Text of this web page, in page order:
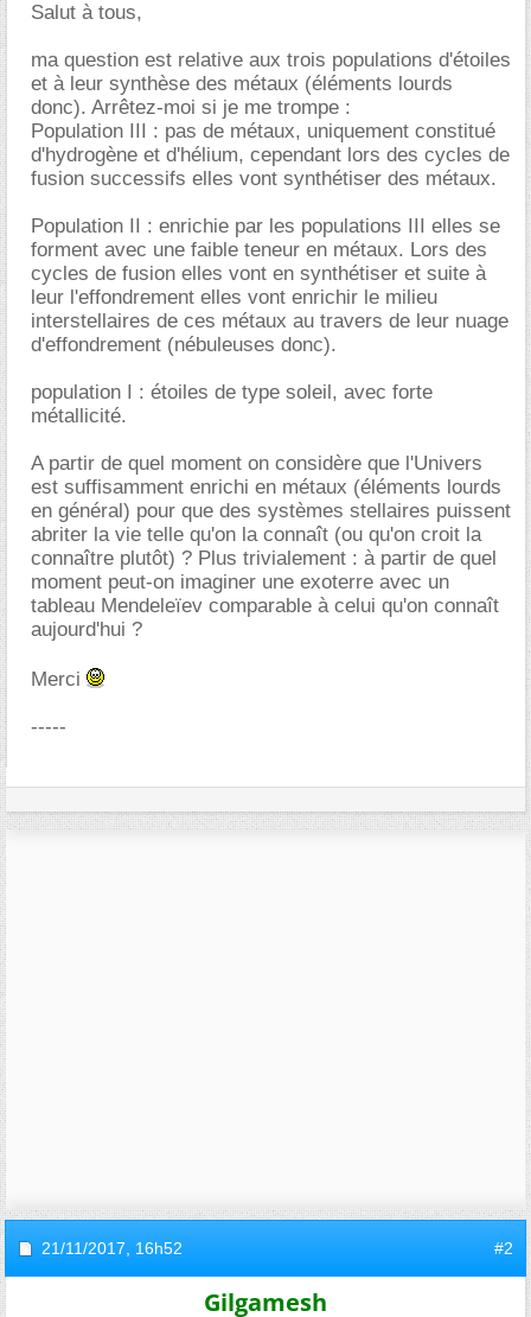
Salut à tous,
ma question est relative aux trois populations d'étoiles
et à leur synthèse des métaux (éléments lourds
donc). Arrêtez-moi si je me trompe :
Population III : pas de métaux, uniquement constitué
d'hydrogène et d'hélium, cependant lors des cycles de
fusion successifs elles vont synthétiser des métaux.
Population II : enrichie par les populations III elles se
forment avec une faible teneur en métaux. Lors des
cycles de fusion elles vont en synthétiser et suite à
leur l'effondrement elles vont enrichir le milieu
interstellaires de ces métaux au travers de leur nuage
d'effondrement (nébuleuses donc).
population I : étoiles de type soleil, avec forte
métallicité.
A partir de quel moment on considère que l'Univers
est suffisamment enrichi en métaux (éléments lourds
en général) pour que des systèmes stellaires puissent
abriter la vie telle qu'on la connaît (ou qu'on croit la
connaître plutôt) ? Plus trivialement : à partir de quel
moment peut-on imaginer une exoterre avec un
tableau Mendeleïev comparable à celui qu'on connaît
aujourd'hui ?
Merci
-----
21/11/2017, 16h52 #2
Gilgamesh